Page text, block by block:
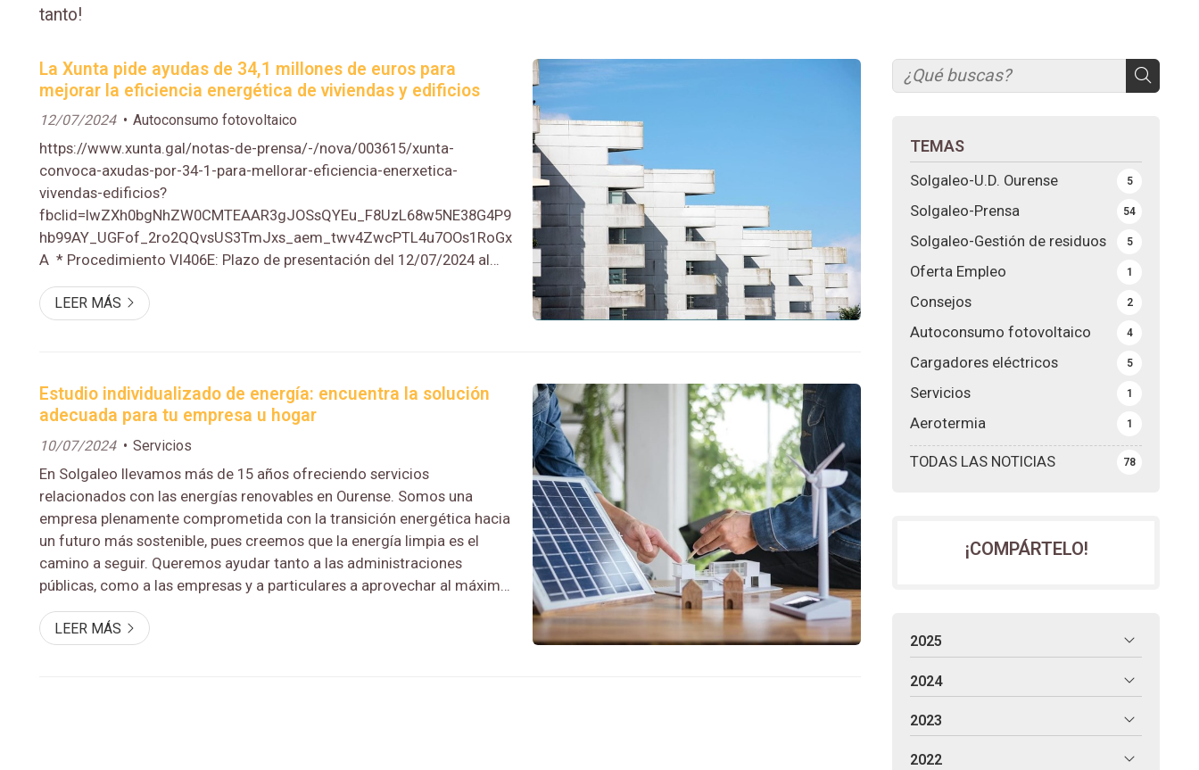
tanto!
TEMAS
TODAS LAS NOTICIAS 78
Solgaleo-U.D. Ourense 5
Solgaleo-Prensa 54
Solgaleo-Gestión de residuos 5
Oferta Empleo 1
Consejos 2
Autoconsumo fotovoltaico 4
Cargadores eléctricos 5
Servicios 1
Aerotermia 1
La Xunta pide ayudas de 34,1 millones de euros para
mejorar la eficiencia energética de viviendas y edificios
12/07/2024 Autoconsumo fotovoltaico
https://www.xunta.gal/notas-de-prensa/-/nova/003615/xunta-
convoca-axudas-por-34-1-para-mellorar-eficiencia-enerxetica-
vivendas-edificios?
fbclid=IwZXh0bgNhZW0CMTEAAR3gJOSsQYEu_F8UzL68w5NE38G4P9
hb99AY_UGFof_2ro2QQvsUS3TmJxs_aem_twv4ZwcPTL4u7OOs1RoGx
A * Procedimiento VI406E: Plazo de presentación del 12/07/2024 al
13/09/204. * Procedimiento VI406F: Plazo de presentación del
12/07/2024 al 12/08/2024.
LEER MÁS
Estudio individualizado de energía: encuentra la solución
adecuada para tu empresa u hogar
10/07/2024 Servicios
En Solgaleo llevamos más de 15 años ofreciendo servicios
relacionados con las energías renovables en Ourense. Somos una
empresa plenamente comprometida con la transición energética hacia
un futuro más sostenible, pues creemos que la energía limpia es el
camino a seguir. Queremos ayudar tanto a las administraciones
públicas, como a las empresas y a particulares a aprovechar al máximo
este potencial. Por ello, realizamos estudios a medida para encontrar
la solución más adecuada para tus necesidad...
LEER MÁS
¡COMPÁRTELO!
2025
2024
2023
2022